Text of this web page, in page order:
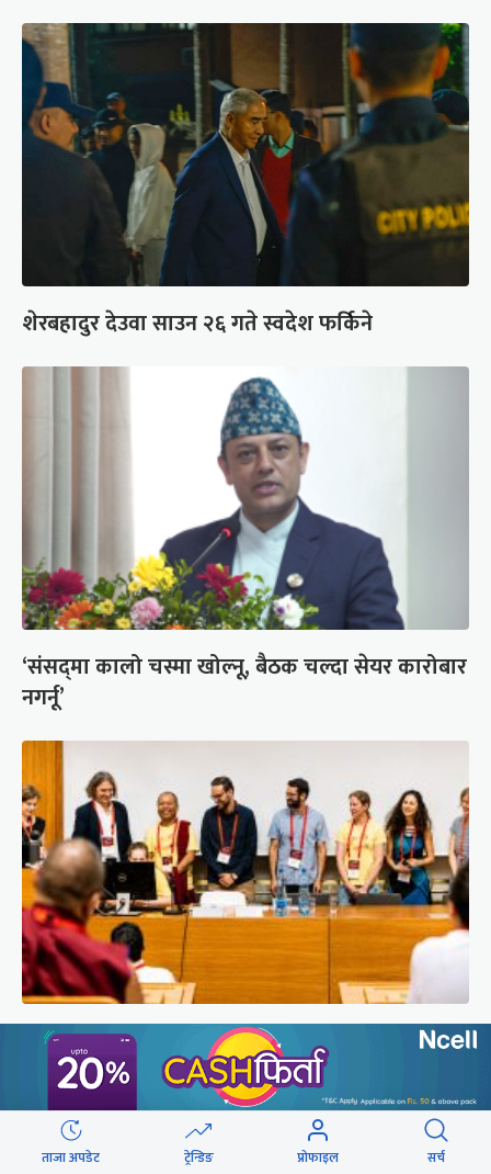
शेरबहादुर देउवा साउन २६ गते स्वदेश फर्किने
‘संसद्‍मा कालो चस्मा खोल्नू, बैठक चल्दा सेयर कारोबार
नगर्नू’
सुरक्षा रिपोर्ट : प्राज्ञिक आवरणमा तिब्बत पक्षीय भाष्य
निर्माणको योजना
ताजा अपडेट ट्रेन्डिङ प्रोफाइल सर्च